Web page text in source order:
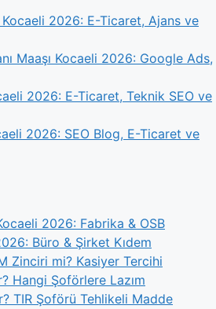
Kocaeli 2026: E-Ticaret, Ajans ve
Maaşı Kocaeli 2026: Google Ads,
2026: E-Ticaret, Teknik SEO ve
2026: SEO Blog, E-Ticaret ve
2026: Fabrika & OSB
Büro & Şirket Kıdem
Zinciri mi? Kasiyer Tercihi
Hangi Şoförlere Lazım
TIR Şoförü Tehlikeli Madde